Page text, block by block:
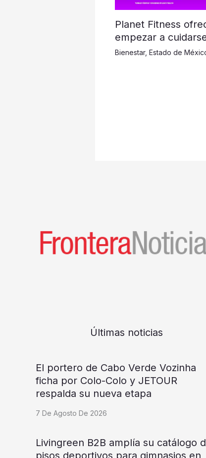
Planet Fitness
empezar a
Bienestar, Estado de
Últimas noticias
El portero de Cabo Verde Vozinha
ficha por Colo-Colo y JETOUR
respalda su nueva etapa
7 De Agosto De 2026
Livingreen B2B amplía su catálogo
pisos deportivos para gimnasios en